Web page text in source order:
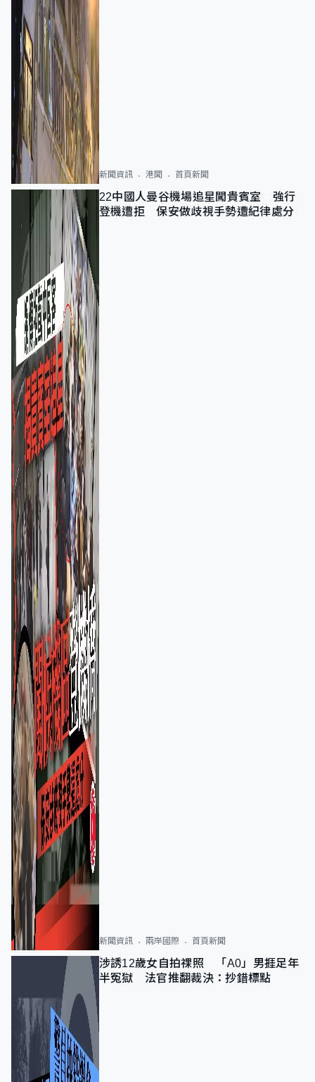
新聞資訊 港聞 首頁新聞
22中國人曼谷機場追星闖貴賓室 強行
登機遭拒 保安做歧視手勢遭紀律處分
新聞資訊 兩岸國際 首頁新聞
涉誘12歲女自拍祼照 「A0」男捱足年
半冤獄 法官推翻裁決：抄錯標點